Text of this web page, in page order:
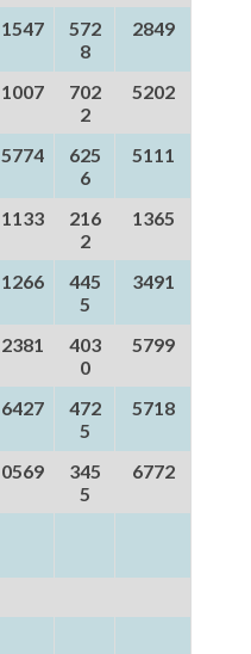
1547
572
8
2849
1007
702
2
5202
5774
625
6
5111
1133
216
2
1365
1266
445
5
3491
2381
403
0
5799
6427
472
5
5718
0569
345
5
6772